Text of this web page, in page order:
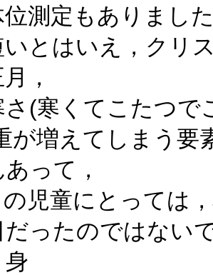
位測定もありまし
とはいえ，クリ
，
さ(寒くてこたつで
が増えてしまう要
って，
児童にとっては
だったのではない
身